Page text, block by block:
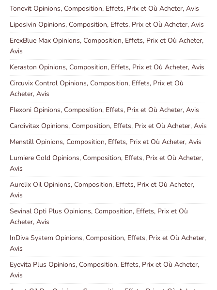
Tonevit Opinions, Composition, Effets, Prix et Où Acheter, Avis
Liposivin Opinions, Composition, Effets, Prix et Où Acheter, Avis
ErexBlue Max Opinions, Composition, Effets, Prix et Où Acheter,
Avis
Keraston Opinions, Composition, Effets, Prix et Où Acheter, Avis
Circuvix Control Opinions, Composition, Effets, Prix et Où
Acheter, Avis
Flexoni Opinions, Composition, Effets, Prix et Où Acheter, Avis
Cardivitax Opinions, Composition, Effets, Prix et Où Acheter, Avis
Menstill Opinions, Composition, Effets, Prix et Où Acheter, Avis
Lumiere Gold Opinions, Composition, Effets, Prix et Où Acheter,
Avis
Aurelix Oil Opinions, Composition, Effets, Prix et Où Acheter,
Avis
Sevinal Opti Plus Opinions, Composition, Effets, Prix et Où
Acheter, Avis
InDiva System Opinions, Composition, Effets, Prix et Où Acheter,
Avis
Eyevita Plus Opinions, Composition, Effets, Prix et Où Acheter,
Avis